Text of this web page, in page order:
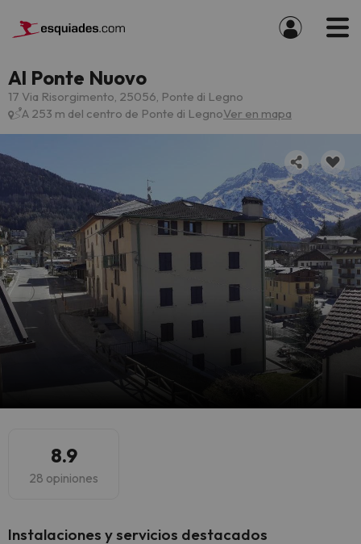
Al Ponte Nuovo
17 Via Risorgimento, 25056, Ponte di Legno
A 253 m del centro de Ponte di LegnoVer en mapa
8.9
28 opiniones
Instalaciones y servicios destacados